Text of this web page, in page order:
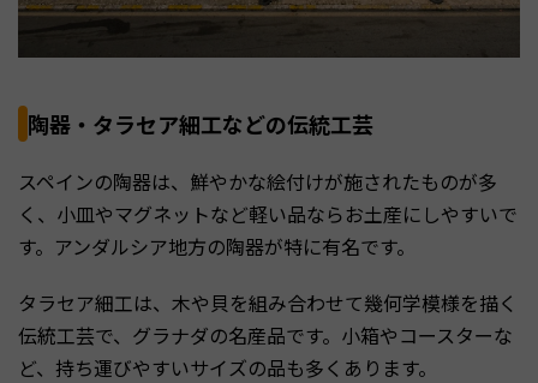
陶器・タラセア細工などの伝統工芸
スペインの陶器は、鮮やかな絵付けが施されたものが多
く、小皿やマグネットなど軽い品ならお土産にしやすいで
す。アンダルシア地方の陶器が特に有名です。
タラセア細工は、木や貝を組み合わせて幾何学模様を描く
伝統工芸で、グラナダの名産品です。小箱やコースターな
ど、持ち運びやすいサイズの品も多くあります。